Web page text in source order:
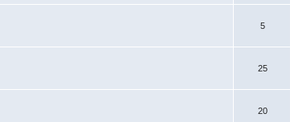
5
25
20